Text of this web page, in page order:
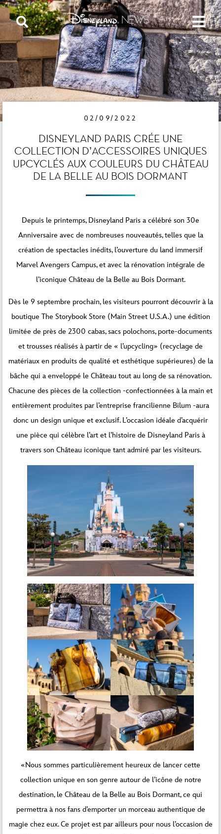
02/09/2022
DISNEYLAND PARIS CRÉE UNE
COLLECTION D’ACCESSOIRES UNIQUES
UPCYCLÉS AUX COULEURS DU CHÂTEAU
DE LA BELLE AU BOIS DORMANT
Depuis le printemps, Disneyland Paris a célébré son 30e
Anniversaire avec de nombreuses nouveautés, telles que la
création de spectacles inédits, l’ouverture du land immersif
Marvel Avengers Campus, et avec la rénovation intégrale de
l’iconique Château de la Belle au Bois Dormant.
Dès le 9 septembre prochain, les visiteurs pourront découvrir à la
boutique The Storybook Store (Main Street U.S.A.) une édition
limitée de près de 2300 cabas, sacs polochons, porte-documents
et trousses réalisés à partir de « l’upcycling» (recyclage de
matériaux en produits de qualité et esthétique supérieures) de la
bâche qui a enveloppé le Château tout au long de sa rénovation.
Chacune des pièces de la collection -confectionnées à la main et
entièrement produites par l’entreprise francilienne Bilum -aura
donc un design unique et exclusif. L’occasion idéale d’acquérir
une pièce qui célèbre l’art et l’histoire de Disneyland Paris à
travers son Château iconique tant admiré par les visiteurs.
«Nous sommes particulièrement heureux de lancer cette
collection unique en son genre autour de l’icône de notre
destination, le Château de la Belle au Bois Dormant, ce qui
permettra à nos fans d’emporter un morceau authentique de
magie chez eux. Ce projet est par ailleurs pour nous l’occasion de